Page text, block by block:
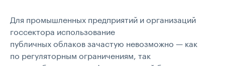
Для промышленных предприятий и организаций
госсектора использование
публичных облаков зачастую невозможно — как
по регуляторным ограничениям, так